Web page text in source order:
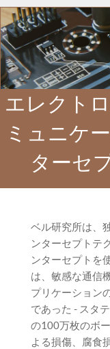
エレクト
ミュニケ
ターセ
ベル研究所は、
ンターセプトテ
ンターセプトを
は、敏感な通信
プリケーション
であった - スタ
の100万枚のボ
よる損傷、腐食